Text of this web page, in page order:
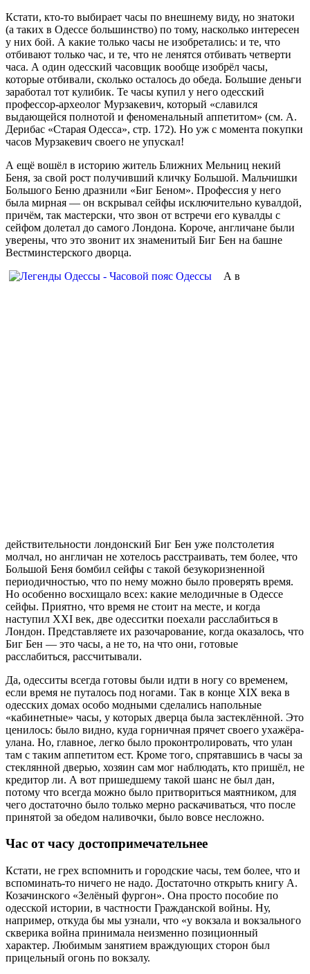
Кстати, кто-то выбирает часы по внешнему виду, но знатоки
(а таких в Одессе большинство) по тому, насколько интересен
у них бой. А какие только часы не изобретались: и те, что
отбивают только час, и те, что не ленятся отбивать четверти
часа. А один одесский часовщик вообще изобрёл часы,
которые отбивали, сколько осталось до обеда. Большие деньги
заработал тот кулибик. Те часы купил у него одесский
профессор-археолог Мурзакевич, который «славился
выдающейся полнотой и феноменальный аппетитом» (см. А.
Дерибас «Старая Одесса», стр. 172). Но уж с момента покупки
часов Мурзакевич своего не упускал!
А ещё вошёл в историю житель Ближних Мельниц некий
Беня, за свой рост получивший кличку Большой. Мальчишки
Большого Беню дразнили «Биг Беном». Профессия у него
была мирная — он вскрывал сейфы исключительно кувалдой,
причём, так мастерски, что звон от встречи его кувалды с
сейфом долетал до самого Лондона. Короче, англичане были
уверены, что это звонит их знаменитый Биг Бен на башне
Вестминстерского дворца.
А в
действительности лондонский Биг Бен уже полстолетия
молчал, но англичан не хотелось расстраивать, тем более, что
Большой Беня бомбил сейфы с такой безукоризненной
периодичностью, что по нему можно было проверять время.
Но особенно восхищало всех: какие мелодичные в Одессе
сейфы. Приятно, что время не стоит на месте, и когда
наступил ХХІ век, две одесситки поехали расслабиться в
Лондон. Представляете их разочарование, когда оказалось, что
Биг Бен — это часы, а не то, на что они, готовые
расслабиться, рассчитывали.
Да, одесситы всегда готовы были идти в ногу со временем,
если время не путалось под ногами. Так в конце ХІХ века в
одесских домах особо модными сделались напольные
«кабинетные» часы, у которых дверца была застеклённой. Это
ценилось: было видно, куда горничная прячет своего ухажёра-
улана. Но, главное, легко было проконтролировать, что улан
там с таким аппетитом ест. Кроме того, спрятавшись в часы за
стеклянной дверью, хозяин сам мог наблюдать, кто пришёл, не
кредитор ли. А вот пришедшему такой шанс не был дан,
потому что всегда можно было притвориться маятником, для
чего достаточно было только мерно раскачиваться, что после
принятой за обедом наливочки, было вовсе несложно.
Час от часу достопримечательнее
Кстати, не грех вспомнить и городские часы, тем более, что и
вспоминать-то ничего не надо. Достаточно открыть книгу А.
Козачинского «Зелёный фургон». Она просто пособие по
одесской истории, в частности Гражданской войны. Ну,
например, откуда бы мы узнали, что «у вокзала и вокзального
скверика война принимала неизменно позиционный
характер. Любимым занятием враждующих сторон был
прицельный огонь по вокзалу.